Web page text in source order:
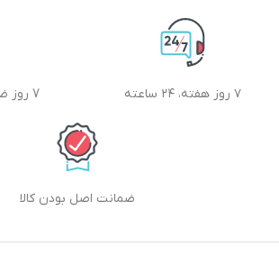
۷ روز هفته، ۲۴ ساعته 7 روز ضمانت بازگشت کالا
ضمانت اصل بودن کالا